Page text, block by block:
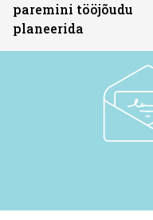
paremini tööjõudu
planeerida